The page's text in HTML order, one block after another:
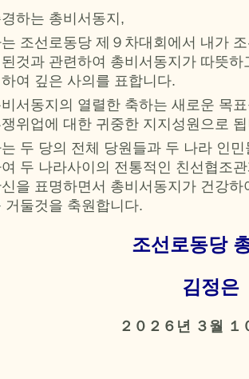
하는 총비서동지,
는 조선로동당 제９차대회에서 내가
것과 관련하여 총비서동지가 따뜻
여 깊은 사의를 표합니다.
서동지의 열렬한 축하는 새로운 목
위업에 대한 귀중한 지지성원으로
는 두 당의 전체 당원들과 두 나라 인
두 나라사이의 전통적인 친선협조
을 표명하면서 총비서동지가 건강
거둘것을 축원합니다.
조선로동당
김정은
２０２６년 ３월 １